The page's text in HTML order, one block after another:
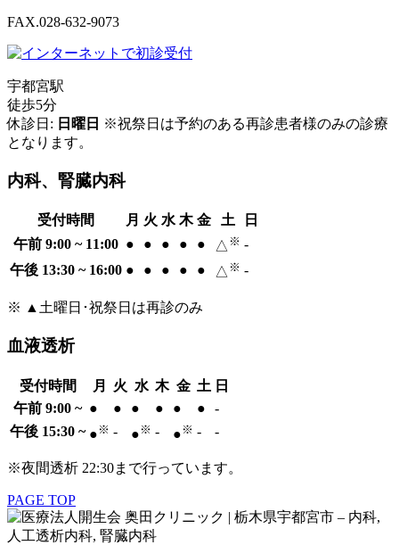
FAX.028-632-9073
宇都宮駅
徒歩5分
休診日: 日曜日 ※祝祭日は予約のある再診患者様のみの診療
となります。
内科、腎臓内科
受付時間 月 火 水 木 金 土
日
午前 9:00 ~ 11:00 ● ● ● ● ● △ ※ -
午後 13:30 ~ 16:00 ● ● ● ● ● △ ※ -
※ ▲土曜日･祝祭日は再診のみ
血液透析
受付時間 月 火 水 木 金 土 日
午前 9:00 ~ ● ● ● ● ● ●
-
午後 15:30 ~ ● ※ - ● ※ - ● ※ - -
※夜間透析 22:30まで行っています。
PAGE TOP